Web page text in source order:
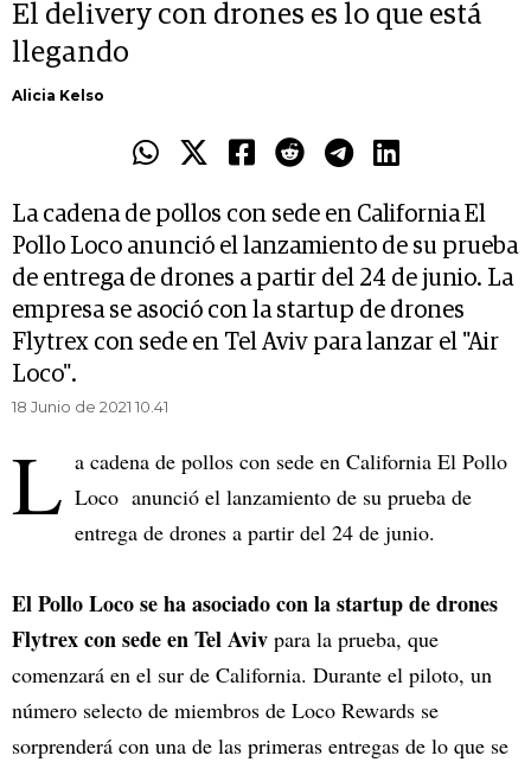
El delivery con drones es lo que está
llegando
Alicia Kelso
La cadena de pollos con sede en California El
Pollo Loco anunció el lanzamiento de su prueba
de entrega de drones a partir del 24 de junio. La
empresa se asoció con la startup de drones
Flytrex con sede en Tel Aviv para lanzar el "Air
Loco".
18 Junio de 2021 10.41
L a cadena de pollos con sede en California El Pollo
Loco anunció el lanzamiento de su prueba de
entrega de drones a partir del 24 de junio.
El Pollo Loco se ha asociado con la startup de drones
Flytrex con sede en Tel Aviv para la prueba, que
comenzará en el sur de California. Durante el piloto, un
número selecto de miembros de Loco Rewards se
sorprenderá con una de las primeras entregas de lo que se